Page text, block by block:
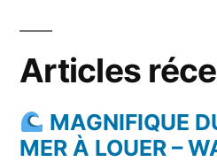
Articles
MAGNIFIQUE
MER À LOUER –